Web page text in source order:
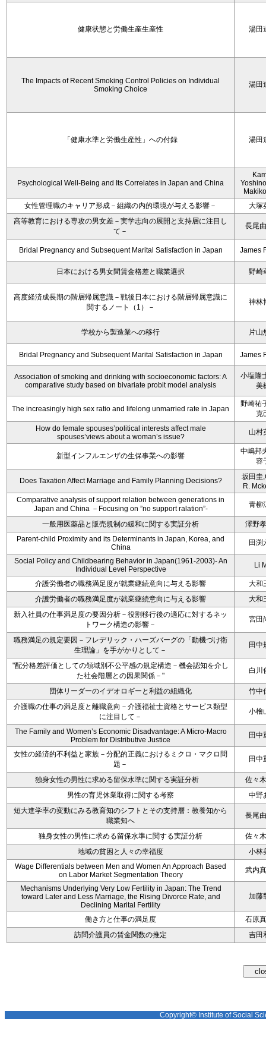
健康状態と労働生産生産性 湯田
The Impacts of Recent Smoking Control Policies on Individual
Smoking Choice
湯田
「健康水準と労働生産性」への付録 湯田
Psychological Well-Being and Its Correlates in Japan and China
女性管理職のキャリア形成－組織の内的環境が与える影響－
大塚
高等教育における専攻の男女差－実学志向の展開と支持層に注目し
て－
長尾
Bridal Pregnancy and Subsequent Marital Satisfaction in Japan James
日本における男女間賃金格差と職業選択 野崎
高度経済成長期の階層帰属意識－戦後日本における階層帰属意識に
関するノート（1）－
神林
学校から製造業への移行 片山
Bridal Pregnancy and Subsequent Marital Satisfaction in Japan James
Association of smoking and drinking with socioeconomic factors: A
comparative study based on bivariate probit model analysis
小塩隆
美
The increasingly high sex ratio and lifelong unmarried rate in Japan
野崎祐
克
How do female spouses’political interests affect male
spouses’views about a woman’s issue?
山村
新型インフルエンザの生保事業への影響
中嶋邦
容
Does Taxation Affect Marriage and Family Planning Decisions?
坂田圭
R.
Comparative analysis of support relation between generations in
Japan and China －Focusing on ”no support ralation”-
青柳
一般用医薬品と販売規制の緩和に関する実証分析
澤野
Parent-child Proximity and its Determinants in Japan, Korea, and
China
田渕
Social Policy and Childbearing Behavior in Japan(1961-2003)- An
Individual Level Perspective
Li
介護労働者の職務満足度が就業継続意向に与える影響
大和
介護労働者の職務満足度が就業継続意向に与える影響
大和
新入社員の仕事満足度の要因分析－役割移行後の適応に対するネッ
トワーク構造の影響－
宮田
職務満足の規定要因－フレデリック・ハーズバーグの「動機づけ衛
生理論」を手がかりとして－
田中
"配分格差評価としての領域別不公平感の規定構造－機会認知を介し
た社会階層との因果関係－"
白川
団体リーダーのイデオロギーと利益の組織化
竹中
介護職の仕事の満足度と離職意向－介護福祉士資格とサービス類型
に注目して－
小檜
The Family and Women’s Economic Disadvantage: A Micro-Macro
Problem for Distributive Justice
田中
女性の経済的不利益と家族－分配的正義におけるミクロ・マクロ問
題－
田中
独身女性の男性に求める留保水準に関する実証分析
佐々
男性の育児休業取得に関する考察
中野
短大進学率の変動にみる教育知のシフトとその支持層：教養知から
職業知へ
長尾
独身女性の男性に求める留保水準に関する実証分析
佐々
地域の貧困と人々の幸福度
小林
Wage Differentials between Men and Women An Approach Based
on Labor Market Segmentation Theory
武内
Mechanisms Underlying Very Low Fertility in Japan: The Trend
toward Later and Less Marriage, the Rising Divorce Rate, and
Declining Marital Fertility
加藤
働き方と仕事の満足度
石原
訪問介護員の賃金関数の推定
吉田
Copyright© Institute of Social